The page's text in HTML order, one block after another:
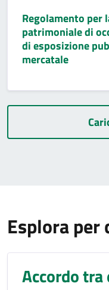
Regolamento per
patrimoniale di
di esposizione
mercatale
Esplora per
Accordo tra